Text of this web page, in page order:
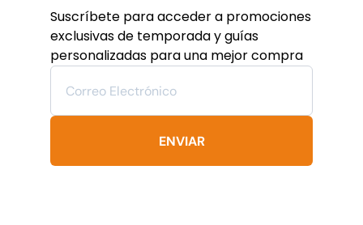
se
pueden
elegir
en
de
Suscríbete para acceder a promociones
exclusivas de temporada y guías
personalizadas para una mejor compra
ENVIAR